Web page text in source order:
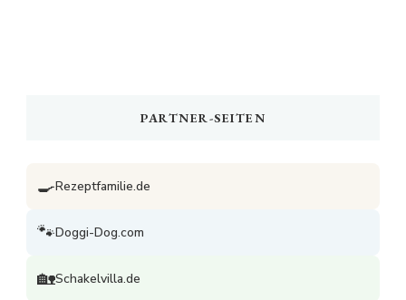
PARTNER-SEITEN
🍳Rezeptfamilie.de
🐾Doggi-Dog.com
🏡Schakelvilla.de